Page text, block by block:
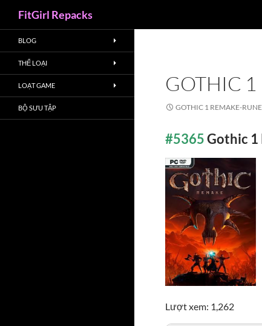
FitGirl Repacks
GOTHIC
GOTHIC 1 REMAKE-
#5365Gothic 1
Lượt xem: 1,262
BLOG
THỂ LOẠI
LOẠT GAME
BỘ SƯU TẬP